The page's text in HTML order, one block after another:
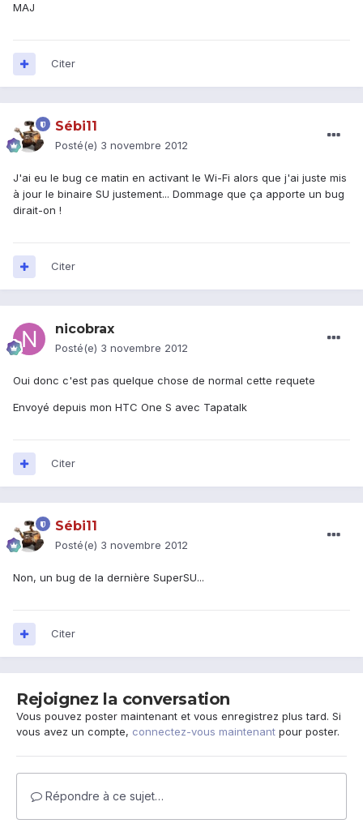
MAJ
Citer
Sébi11
Posté(e) 3 novembre 2012
J'ai eu le bug ce matin en activant le Wi-Fi alors que j'ai juste mis
à jour le binaire SU justement... Dommage que ça apporte un bug
dirait-on !
Citer
nicobrax
Posté(e) 3 novembre 2012
Oui donc c'est pas quelque chose de normal cette requete
Envoyé depuis mon HTC One S avec Tapatalk
Citer
Sébi11
Posté(e) 3 novembre 2012
Non, un bug de la dernière SuperSU...
Citer
Rejoignez la conversation
Vous pouvez poster maintenant et vous enregistrez plus tard. Si
vous avez un compte, connectez-vous maintenant pour poster.
Répondre à ce sujet…